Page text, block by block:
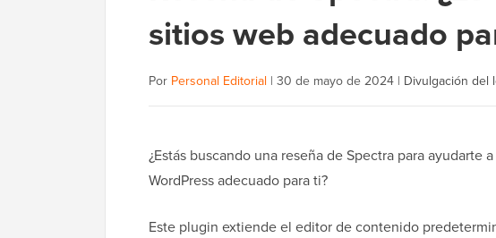
sitios web adecuado
Por Personal Editorial | 30 de mayo de 2024 | Divulgación del
¿Estás buscando una reseña de Spectra para
WordPress adecuado para ti?
Este plugin extiende el editor de contenido